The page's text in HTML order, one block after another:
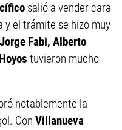
salió a vender cara
y el trámite se hizo muy
Jorge Fabi, Alberto
tuvieron mucho
notablemente la
Con Villanueva